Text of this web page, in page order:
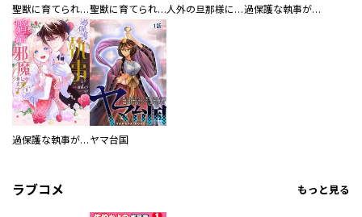
聖獣に育てられた少年の異世界ゆるり放浪記～神様からもらったチート魔法で、仲間たちとスローライフを満喫中～ 聖獣に育てられた少年の異世界ゆるり放浪記～神様からもらったチート魔法で、仲間たちとスローライフを満喫中～【分冊版】 人外の旦那様に娶られ毎晩ナカまで愛される…。アンソロジー 過保護な執事が私の婚活を邪魔してきます！ 分冊版
過保護な執事が私の婚活を邪魔してきます！ ヤマ台国
ラブコメ もっと見る